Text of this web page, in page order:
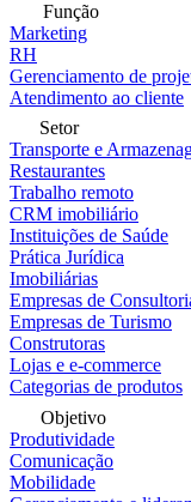
Função
Marketing
RH
Gerenciamento de
Atendimento ao cliente
Setor
Transporte e
Restaurantes
Trabalho remoto
CRM imobiliário
Instituições de Saúde
Prática Jurídica
Imobiliárias
Empresas de
Empresas de Turismo
Construtoras
Lojas e e-commerce
Categorias de produtos
Objetivo
Produtividade
Comunicação
Mobilidade